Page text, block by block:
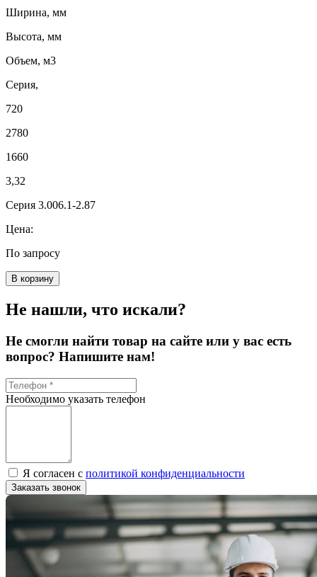
Ширина, мм
Высота, мм
Объем, м3
Серия,
720
2780
1660
3,32
Серия 3.006.1-2.87
Цена:
По запросу
В корзину
Не нашли, что искали?
Не смогли найти товар на сайте или у вас есть
вопрос? Напишите нам!
Необходимо указать телефон
Я согласен с политикой конфиденциальности
Заказать звонок